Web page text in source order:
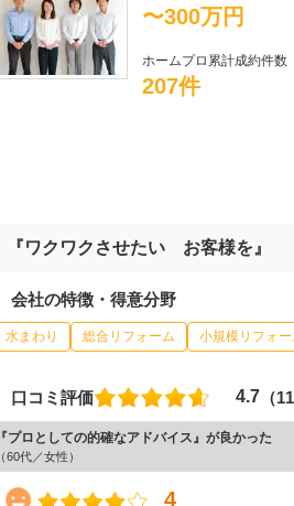
〜300万円
ホームプロ累計成約件数
207件
『ワクワクさせたい お客様を』
会社の特徴・得意分野
水まわり 総合リフォーム 小規模リフォー
口コミ評価 4.7 （
『プロとしての的確なアドバイス』が良かった
（60代／女性）
4